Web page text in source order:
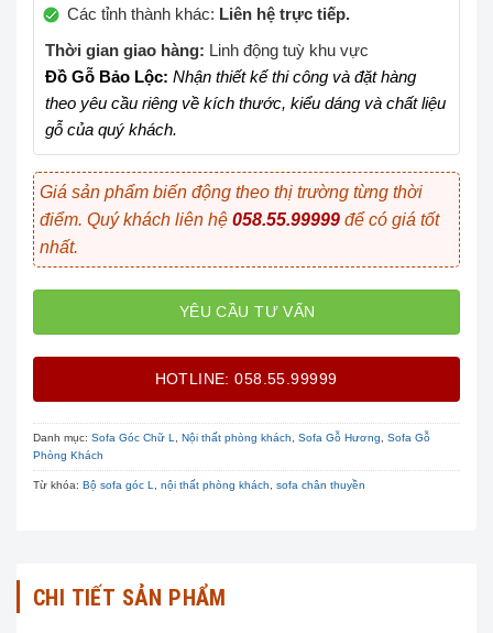
Các tỉnh thành khác: Liên hệ trực tiếp.
Thời gian giao hàng: Linh động tuỳ khu vực
Đồ Gỗ Bảo Lộc: Nhận thiết kế thi công và đặt hàng
theo yêu cầu riêng về kích thước, kiểu dáng và chất liệu
gỗ của quý khách.
Giá sản phẩm biến động theo thị trường từng thời
điểm. Quý khách liên hệ 058.55.99999 để có giá tốt
nhất.
YÊU CẦU TƯ VẤN
HOTLINE: 058.55.99999
Danh mục: Sofa Góc Chữ L, Nội thất phòng khách, Sofa Gỗ Hương, Sofa Gỗ
Phòng Khách
Từ khóa: Bộ sofa góc L, nội thất phòng khách, sofa chân thuyền
CHI TIẾT SẢN PHẨM